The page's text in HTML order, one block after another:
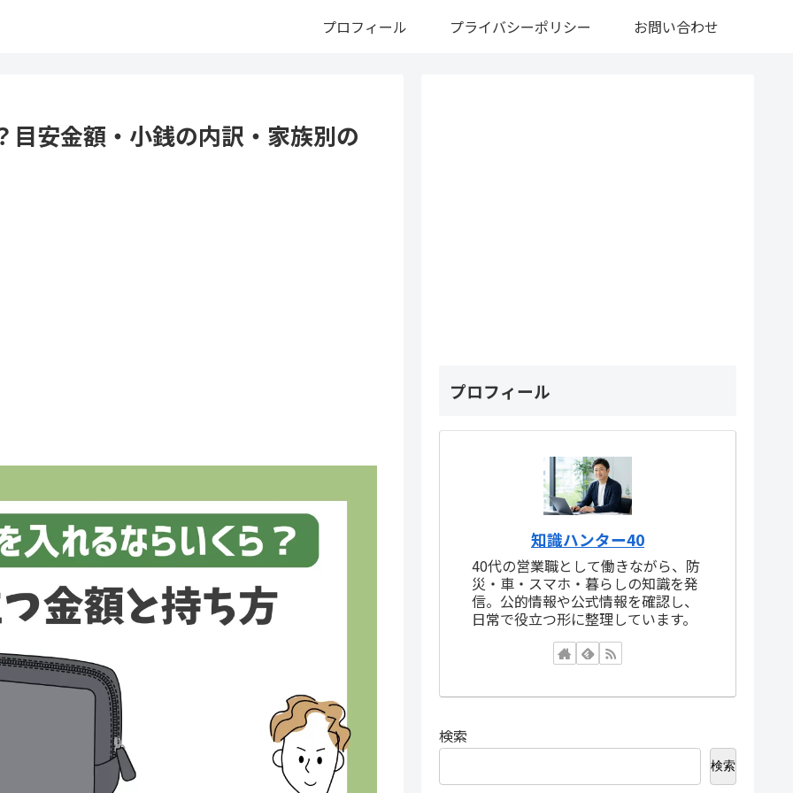
プロフィール プライバシーポリシー お問い合わせ
安金額・小銭の内訳・家族別の
プロフィール
知識ハンター40
40代の営業職として働きながら、防
災・車・スマホ・暮らしの知識を発
信。公的情報や公式情報を確認し、
日常で役立つ形に整理しています。
検索
検索